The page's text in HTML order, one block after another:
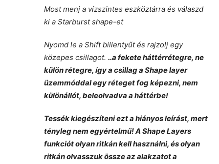
Most menj a vízszintes eszköztárra és válaszd
ki a Starburst shape-et
Nyomd le a Shift billentyűt és rajzolj egy
közepes csillagot. ..a fekete háttérrétegre, ne
külön rétegre, így a csillag a Shape layer
üzemmóddal egy réteget fog képezni, nem
különállót, beleolvadva a háttérbe!
Tessék kiegészíteni ezt a hiányos leírást, mert
tényleg nem egyértelmű! A Shape Layers
funkciót olyan ritkán kell használni, és olyan
ritkán olvasszuk össze az alakzatot a